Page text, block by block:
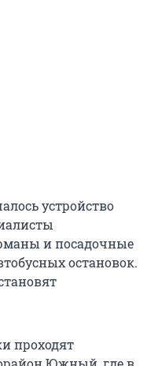
устройство
и посадочные
остановок.
проходят